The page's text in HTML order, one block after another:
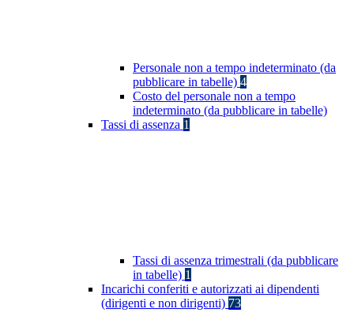
Personale non a tempo indeterminato (da
pubblicare in tabelle) 4
Costo del personale non a tempo
indeterminato (da pubblicare in tabelle)
Tassi di assenza 1
Tassi di assenza trimestrali (da pubblicare
in tabelle) 1
Incarichi conferiti e autorizzati ai dipendenti
(dirigenti e non dirigenti) 73